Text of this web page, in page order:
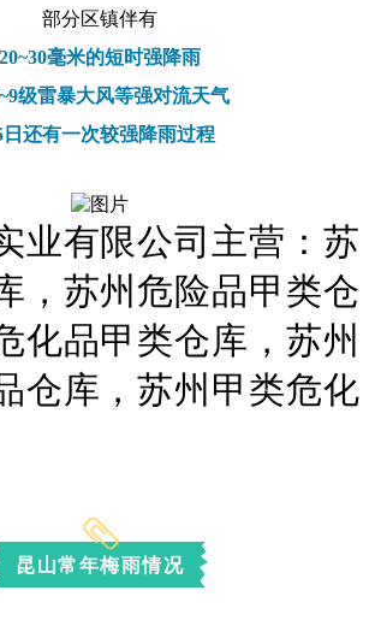
部分区镇伴有
20~30毫米的短时强降雨
级雷暴大风等强对流天气
日还有一次较强降雨过程
业有限公司主营：苏
，苏州危险品甲类仓
化品甲类仓库，苏州
仓库，苏州甲类危化
昆山常年梅雨情况